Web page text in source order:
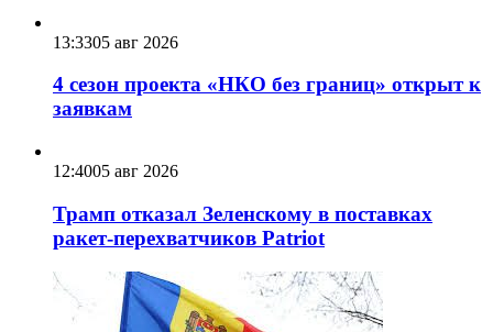
13:3305 авг 2026
4 сезон проекта «НКО без границ» открыт к
заявкам
12:4005 авг 2026
Трамп отказал Зеленскому в поставках
ракет-перехватчиков Patriot